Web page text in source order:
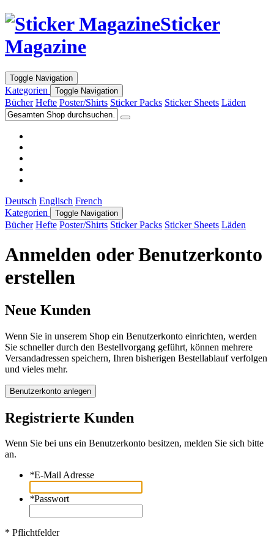
Sticker
Magazine
Toggle Navigation
Kategorien Toggle Navigation
Bücher Hefte Poster/Shirts Sticker Packs Sticker Sheets Läden
Deutsch Englisch French
Kategorien
Toggle Navigation
Bücher Hefte Poster/Shirts Sticker Packs Sticker Sheets Läden
Anmelden oder Benutzerkonto
erstellen
Neue Kunden
Wenn Sie in unserem Shop ein Benutzerkonto einrichten, werden
Sie schneller durch den Bestellvorgang geführt, können mehrere
Versandadressen speichern, Ihren bisherigen Bestellablauf verfolgen
und vieles mehr.
Benutzerkonto anlegen
Registrierte Kunden
Wenn Sie bei uns ein Benutzerkonto besitzen, melden Sie sich bitte
an.
*E-Mail Adresse
*Passwort
* Pflichtfelder